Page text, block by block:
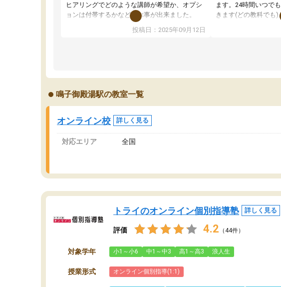
ヒアリングでどのような講師が希望か、オプシ
ョンは付帯するかなど選ぶ事が出来ました。
講師とのマッチング後講師との初回ミーティン
グを行い、その講師で良いか他の講師を希望す
オンラインツールを使用した単語帳の共有があ
り宿題もそちらで出される形でした。
2ヶ月で担当講師の方がお辞めになると言う事で
講師変更の申し出があり、あまりに短期での変
更だった為、塾に通う事にして退会しました。
遅れも取り戻せ、授業内容や講師の方は良かっ
投稿日：2025年09月12日
ます。24時間いつで
きます(どの教科でも
に決めれるので、個
思います。カリキュ
ます。講師も合わな
鳴子御殿湯駅の教室一覧
オンライン校 詳しく見る
対応エリア 全国
トライのオンライン個別指導塾 詳しく見る
評価 4.2 （44件）
対象学年 小1～小6 中1～中3 高1～高3 浪人生
授業形式 オンライン個別指導(1:1)